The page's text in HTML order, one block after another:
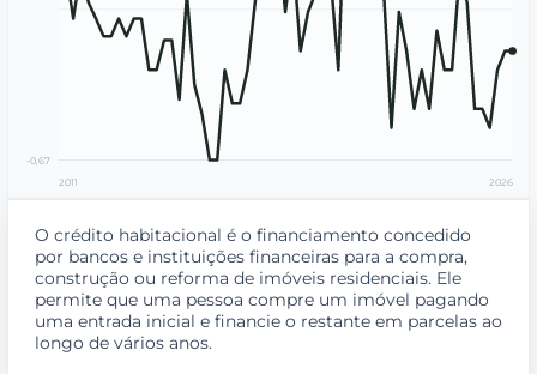
O crédito habitacional é o financiamento concedido
por bancos e instituições financeiras para a compra,
construção ou reforma de imóveis residenciais. Ele
permite que uma pessoa compre um imóvel pagando
uma entrada inicial e financie o restante em parcelas ao
longo de vários anos.
-0,67
2011 2026